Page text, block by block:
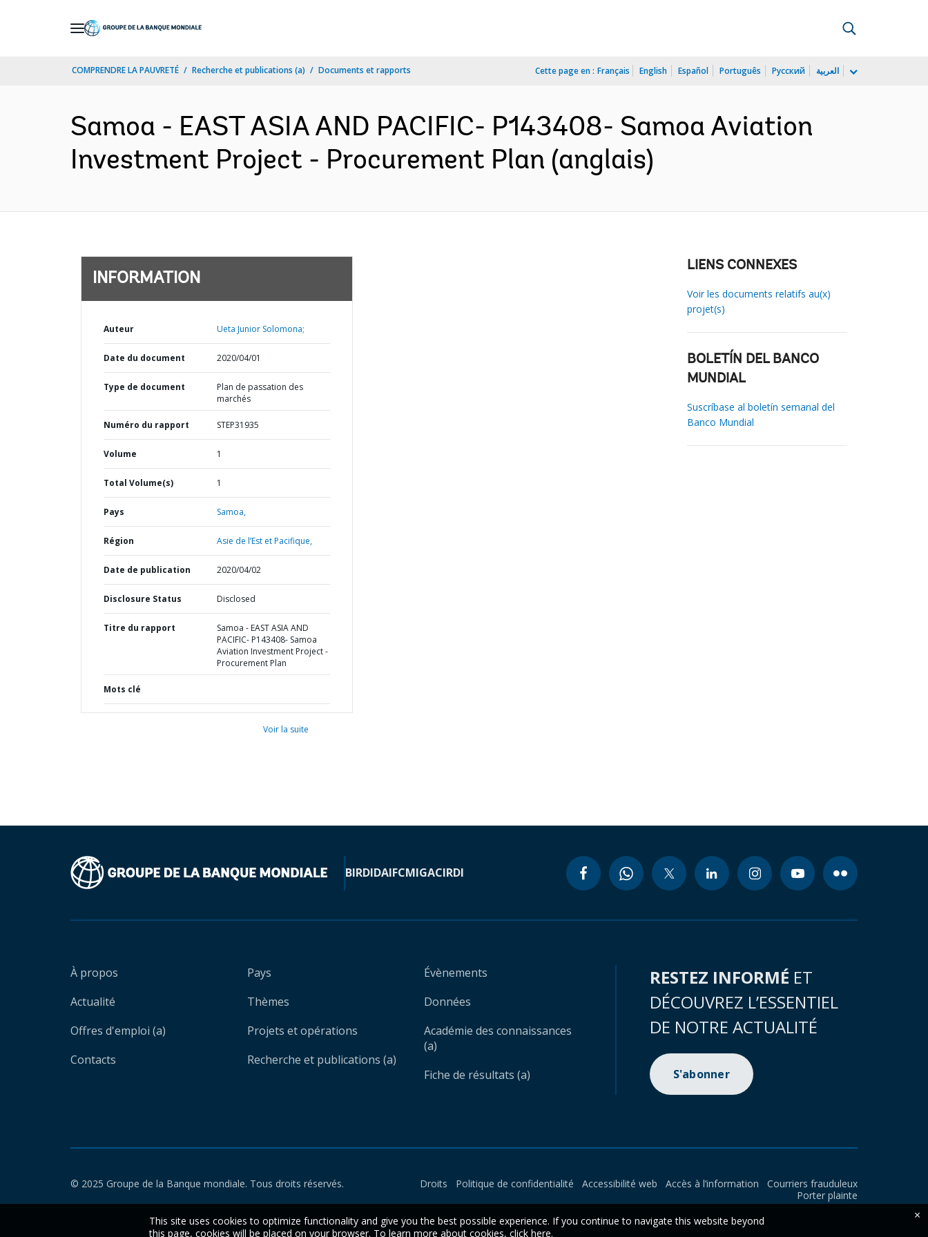
COMPRENDRE LA PAUVRETÉ Recherche et publications (a) Documents et rapports Cette page en : Français English Español Português Русский العربية
Samoa - EAST ASIA AND PACIFIC- P143408- Samoa Aviation
Investment Project - Procurement Plan (anglais)
INFORMATION
Auteur Ueta Junior Solomona;
Date du document 2020/04/01
Type de document
Plan de passation des
marchés
Numéro du rapport STEP31935
Volume 1
Total Volume(s) 1
Pays Samoa,
Région Asie de l’Est et Pacifique,
Date de publication 2020/04/02
Disclosure Status Disclosed
Titre du rapport
Samoa - EAST ASIA AND
PACIFIC- P143408- Samoa
Aviation Investment Project -
Procurement Plan
Mots clé
Voir la suite
LIENS CONNEXES
Voir les documents relatifs au(x)
projet(s)
BOLETÍN DEL BANCO
MUNDIAL
Suscríbase al boletín semanal del
Banco Mundial
BIRDIDAIFCMIGACIRDI
À propos
Actualité
Offres d'emploi (a)
Contacts
Pays
Thèmes
Projets et opérations
Recherche et publications (a)
Évènements
Données
Académie des connaissances
(a)
Fiche de résultats (a)
RESTEZ INFORMÉ ET
DÉCOUVREZ L’ESSENTIEL
DE NOTRE ACTUALITÉ
S'abonner
© 2025 Groupe de la Banque mondiale. Tous droits réservés. Droits Politique de confidentialité Accessibilité web Accès à l’information
Courriers frauduleux
Porter plainte
This site uses cookies to optimize functionality and give you the best possible experience. If you continue to navigate this website beyond
this page, cookies will be placed on your browser. To learn more about cookies, click here.
×